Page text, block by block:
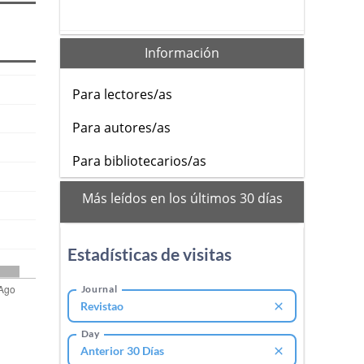
Información
Para lectores/as
Para autores/as
Para bibliotecarios/as
mas
Más leídos en los últimos 30 días